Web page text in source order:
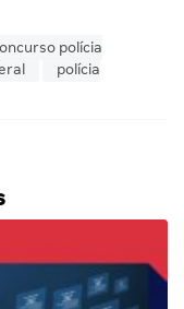
polícia
polícia